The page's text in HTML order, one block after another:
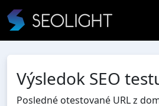
Výsledok SEO
Posledné otestované URL z